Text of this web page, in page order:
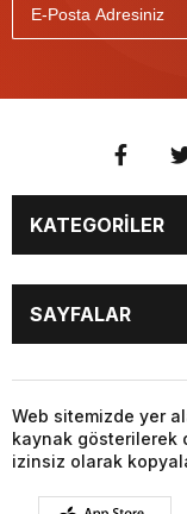
KATEGORİLER
BİYOGRAFİLER
EĞİTİM
FOTO GALERİ
GÜNDEM
MAGAZİN
SİYASET
SAYFALAR
EĞİTİM
FOTO GALERİ
GÜNDEM
MAGAZİN
Web sitemizde yer
kaynak gösterilerek
izinsiz olarak